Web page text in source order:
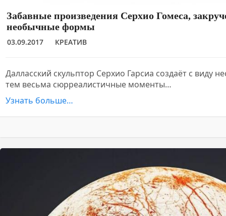
Забавные произведения Серхио Гомеса,
необычные формы
03.09.2017 КРЕАТИВ
Далласский скульптор Серхио Гарсиа создаёт с виду
тем весьма сюрреалистичные моменты…
Узнать больше…